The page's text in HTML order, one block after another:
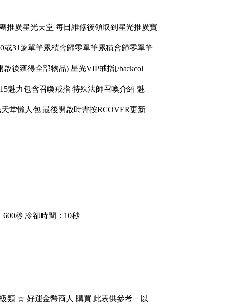
廣星光天堂 每日維修後領取到星光推廣寶
31號單筆累積會歸零單筆累積會歸零單筆
後獲得全部物品) 星光VIP戒指[/backcol
魅力包含召喚戒指 特殊法師召喚介紹 魅
堂懶人包 最後開啟時需按RCOVER更新
秒 冷卻時間：10秒
類 ☆ 好運金幣商人 購買 此表供參考－以